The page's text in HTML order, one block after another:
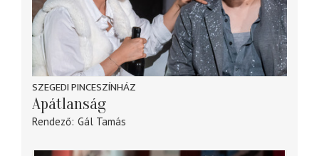
SZEGEDI PINCESZÍNHÁZ
Apátlanság
Rendező Gál Tamás